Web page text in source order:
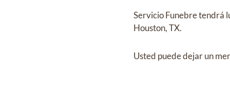
Servicio Funebretendrá
Houston, TX.
Usted puede dejar un